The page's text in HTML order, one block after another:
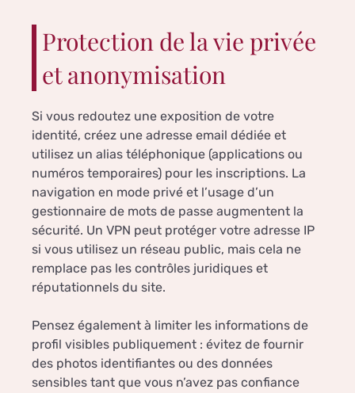
Protection de la vie privée
et anonymisation
Si vous redoutez une exposition de votre
identité, créez une adresse email dédiée et
utilisez un alias téléphonique (applications ou
numéros temporaires) pour les inscriptions. La
navigation en mode privé et l’usage d’un
gestionnaire de mots de passe augmentent la
sécurité. Un VPN peut protéger votre adresse IP
si vous utilisez un réseau public, mais cela ne
remplace pas les contrôles juridiques et
réputationnels du site.
Pensez également à limiter les informations de
profil visibles publiquement : évitez de fournir
des photos identifiantes ou des données
sensibles tant que vous n’avez pas confiance